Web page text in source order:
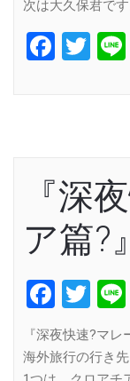
次は大久保君です
『深
ア篇
『深夜快速?マ
海外旅行の行き